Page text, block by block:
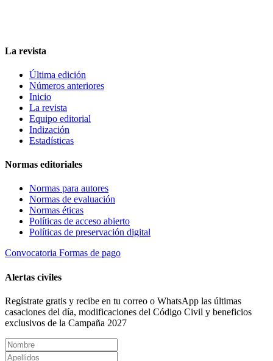
La revista
Última edición
Números anteriores
Inicio
La revista
Equipo editorial
Indización
Estadísticas
Normas editoriales
Normas para autores
Normas de evaluación
Normas éticas
Políticas de acceso abierto
Políticas de preservación digital
Convocatoria Formas de pago
Alertas civiles
Regístrate gratis y recibe en tu correo o WhatsApp las últimas
casaciones del día, modificaciones del Código Civil y beneficios
exclusivos de la Campaña 2027